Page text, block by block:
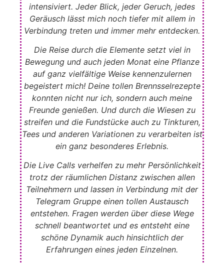
intensiviert. Jeder Blick, jeder Geruch, jedes
Geräusch lässt mich noch tiefer mit allem in
Verbindung treten und immer mehr entdecken.
Die Reise durch die Elemente setzt viel in
Bewegung und auch jeden Monat eine Pflanze
auf ganz vielfältige Weise kennenzulernen
begeistert mich! Deine tollen Brennsselrezepte
konnten nicht nur ich, sondern auch meine
Freunde genießen. Und durch die Wiesen zu
streifen und die Fundstücke auch zu Tinkturen,
Tees und anderen Variationen zu verarbeiten ist
ein ganz besonderes Erlebnis.
Die Live Calls verhelfen zu mehr Persönlichkeit
trotz der räumlichen Distanz zwischen allen
Teilnehmern und lassen in Verbindung mit der
Telegram Gruppe einen tollen Austausch
entstehen. Fragen werden über diese Wege
schnell beantwortet und es entsteht eine
schöne Dynamik auch hinsichtlich der
Erfahrungen eines jeden Einzelnen.